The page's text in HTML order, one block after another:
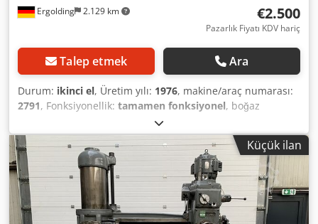
mm/dev Mil besleme hızı seviyeleri 3 Seyahat yolu Matkap
kafası hareketi (yatay) 1250 mm Kol stroku (dikey) 680 mm
Mil - kolon arası mesafe max. 1600 mm Mil - kolon arası
mesafe min. 350 mm
Ergolding 2.129 km €2.500
Pazarlık Fiyatı KDV hariç
Talep etmek Ara
Durum: ikinci el, Üretim yılı: 1976, makine/araç numarası:
2791, Fonksiyonellik: tamamen fonksiyonel, boğaz
, delme kapasitesi:
kullanmakta olduğumuz ve çalışır durumda olan radyal
matkap makinamızı satıyoruz. Ağırlık yaklaşık. 2,5 ton.
Alıcıya aittir, kargo/taşıma masrafları alıcıya aittir. Dsdpfx
Aewku H Tobaewa
Küçük ilan